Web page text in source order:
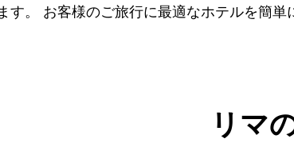
す。 お客様のご旅行に最適なホテルを簡単
リマ